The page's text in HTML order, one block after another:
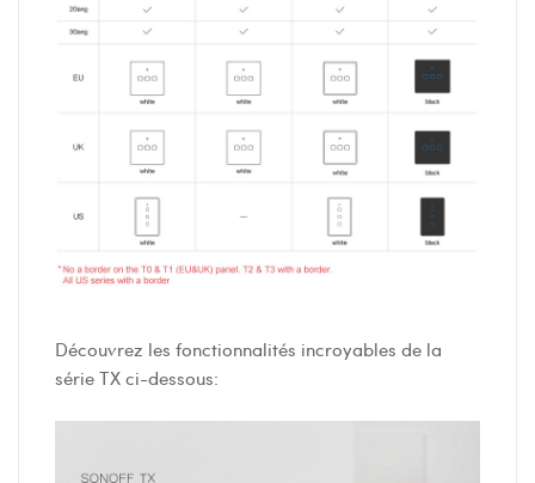
Découvrez les fonctionnalités incroyables de la
série TX ci-dessous: